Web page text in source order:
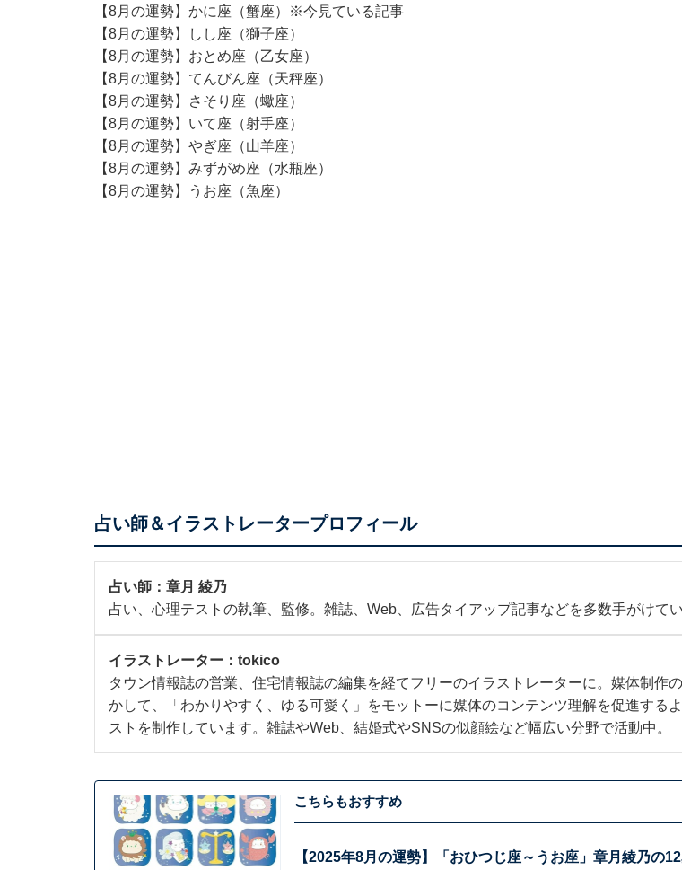
【8月の運勢】かに座（蟹座）※今見ている記事
【8月の運勢】しし座（獅子座）
【8月の運勢】おとめ座（乙女座）
【8月の運勢】てんびん座（天秤座）
【8月の運勢】さそり座（蠍座）
【8月の運勢】いて座（射手座）
【8月の運勢】やぎ座（山羊座）
【8月の運勢】みずがめ座（水瓶座）
【8月の運勢】うお座（魚座）
占い師＆イラストレータープロフィール
占い師： 章月 綾乃
占い、心理テストの執筆、監修。雑誌、Web、広告タイアップ記事などを多数手がけてい
イラストレーター： tokico
タウン情報誌の営業、住宅情報誌の編集を経てフリーのイラストレーターに。媒体制作
かして、「わかりやすく、ゆる可愛く」をモットーに媒体のコンテンツ理解を促進する
ストを制作しています。雑誌やWeb、結婚式やSNSの似顔絵など幅広い分野で活動中。
こちらもおすすめ
【2025年8月の運勢】「おひつじ座～うお座」章月綾乃の